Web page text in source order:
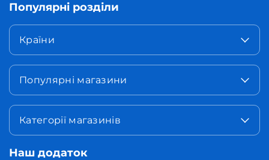
Популярні розділи
Країни
Популярні магазини
Категорії магазинів
Наш додаток